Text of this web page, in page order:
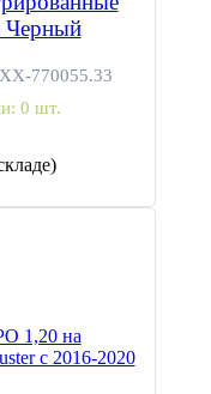
Черный
770055.33
0 шт.